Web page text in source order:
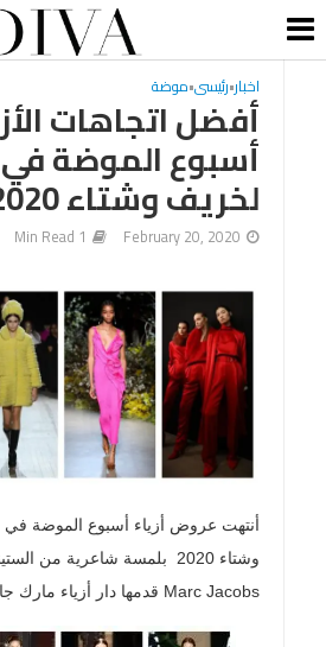
اخبار•رئيسى•موضة
أفضل اتجاهات
أسبوع الموضة
لخريف وشتاء 2020
February 20, 2020
1 Min Read
أنتهت عروض أزياء أسبوع الموضة في
وشتاء 2020
بلمسة شاعرية من
قدمها دار أزياء مارك Marc Jacobs.